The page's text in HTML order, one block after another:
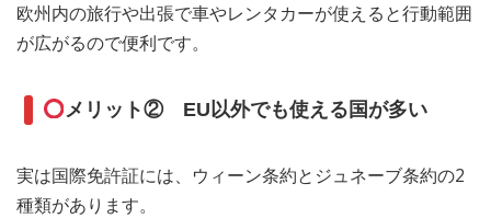
欧州内の旅行や出張で車やレンタカーが使えると行動範囲
が広がるので便利です。
メリット② EU以外でも使える国が多い
実は国際免許証には、ウィーン条約とジュネーブ条約の2
種類があります。